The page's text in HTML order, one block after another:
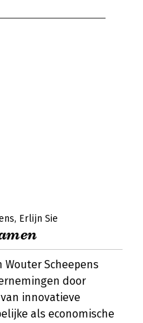
Erlijn Sie
Wouter Scheepens
door
innovatieve
als economische